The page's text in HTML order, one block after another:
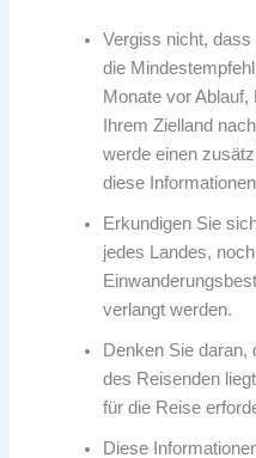
Vergiss nicht, dass
die
Monate vor
Ihrem Zielland
werde einen
diese
Erkundigen Sie
jedes Landes,
verlangt werden.
Denken Sie daran,
des Reisenden
für die Reise
Diese